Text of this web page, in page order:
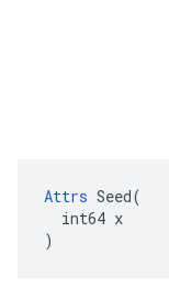
Attrs Seed(
  int64 x
)